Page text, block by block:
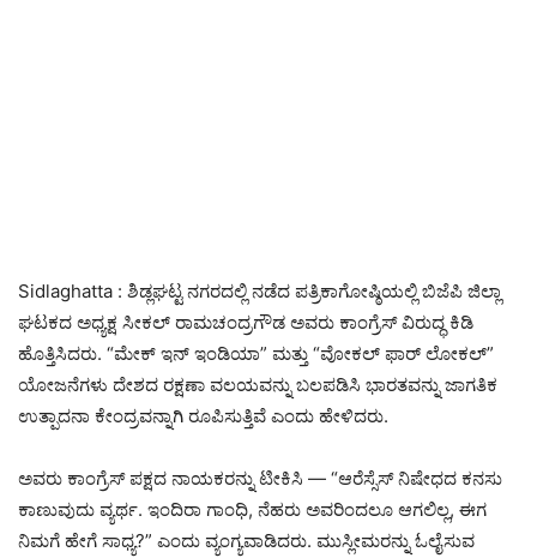
Sidlaghatta : ಶಿಡ್ಲಘಟ್ಟ ನಗರದಲ್ಲಿ ನಡೆದ ಪತ್ರಿಕಾಗೋಷ್ಠಿಯಲ್ಲಿ ಬಿಜೆಪಿ ಜಿಲ್ಲಾ
ಘಟಕದ ಅಧ್ಯಕ್ಷ ಸೀಕಲ್ ರಾಮಚಂದ್ರಗೌಡ ಅವರು ಕಾಂಗ್ರೆಸ್‌ ವಿರುದ್ಧ ಕಿಡಿ
ಹೊತ್ತಿಸಿದರು. “ಮೇಕ್ ಇನ್ ಇಂಡಿಯಾ” ಮತ್ತು “ವೋಕಲ್ ಫಾರ್ ಲೋಕಲ್”
ಯೋಜನೆಗಳು ದೇಶದ ರಕ್ಷಣಾ ವಲಯವನ್ನು ಬಲಪಡಿಸಿ ಭಾರತವನ್ನು ಜಾಗತಿಕ
ಉತ್ಪಾದನಾ ಕೇಂದ್ರವನ್ನಾಗಿ ರೂಪಿಸುತ್ತಿವೆ ಎಂದು ಹೇಳಿದರು.
ಅವರು ಕಾಂಗ್ರೆಸ್ ಪಕ್ಷದ ನಾಯಕರನ್ನು ಟೀಕಿಸಿ — “ಆರೆಸ್ಸೆಸ್‌ ನಿಷೇಧದ ಕನಸು
ಕಾಣುವುದು ವ್ಯರ್ಥ. ಇಂದಿರಾ ಗಾಂಧಿ, ನೆಹರು ಅವರಿಂದಲೂ ಆಗಲಿಲ್ಲ, ಈಗ
ನಿಮಗೆ ಹೇಗೆ ಸಾಧ್ಯ?” ಎಂದು ವ್ಯಂಗ್ಯವಾಡಿದರು. ಮುಸ್ಲೀಮರನ್ನು ಓಲೈಸುವ